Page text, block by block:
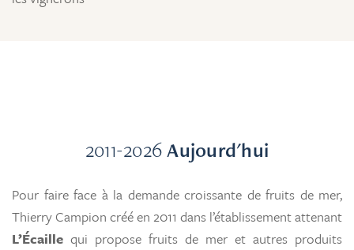
2011-2026Aujourd'hui
Pour faire face à la demande croissante de fruits de mer,
Thierry Campion créé en 2011 dans l’établissement attenant
L’Écaille qui propose fruits de mer et autres produits